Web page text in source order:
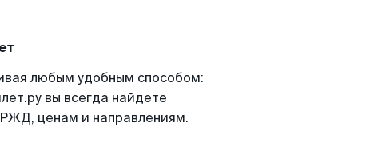
любым удобным способом:
вы всегда найдете
ценам и направлениям.